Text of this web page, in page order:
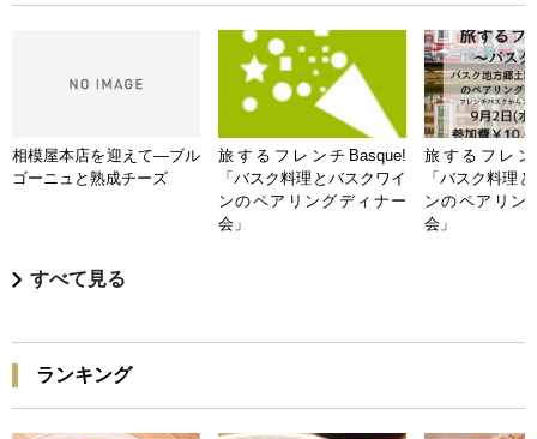
相模屋本店を迎えて―ブル
ゴーニュと熟成チーズ
旅するフレンチBasque!
「バスク料理とバスクワイ
ンのペアリングディナー
会」
旅するフレン
「バスク料理
ンのペアリン
会」
すべて見る
ランキング